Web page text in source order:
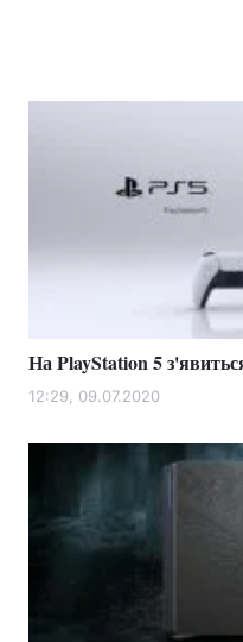
На PlayStation 5
12:29, 09.07.2020